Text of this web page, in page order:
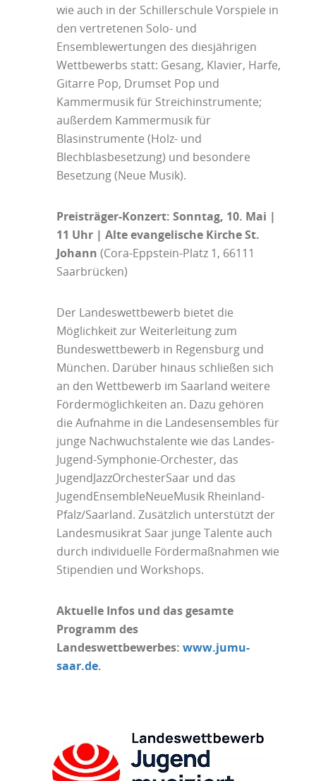
wie auch in der Schillerschule Vorspiele in
den vertretenen Solo- und
Ensemblewertungen des diesjährigen
Wettbewerbs statt: Gesang, Klavier, Harfe,
Gitarre Pop, Drumset Pop und
Kammermusik für Streichinstrumente;
außerdem Kammermusik für
Blasinstrumente (Holz- und
Blechblasbesetzung) und besondere
Besetzung (Neue Musik).
Preisträger-Konzert: Sonntag, 10. Mai |
11 Uhr | Alte evangelische Kirche St.
Johann (Cora-Eppstein-Platz 1, 66111
Saarbrücken)
Der Landeswettbewerb bietet die
Möglichkeit zur Weiterleitung zum
Bundeswettbewerb in Regensburg und
München. Darüber hinaus schließen sich
an den Wettbewerb im Saarland weitere
Fördermöglichkeiten an. Dazu gehören
die Aufnahme in die Landesensembles für
junge Nachwuchstalente wie das Landes-
Jugend-Symphonie-Orchester, das
JugendJazzOrchesterSaar und das
JugendEnsembleNeueMusik Rheinland-
Pfalz/Saarland. Zusätzlich unterstützt der
Landesmusikrat Saar junge Talente auch
durch individuelle Fördermaßnah­men wie
Stipendien und Workshops.
Aktuelle Infos und das gesamte
Programm des
Landeswettbewerbes: www.jumu-
saar.de.